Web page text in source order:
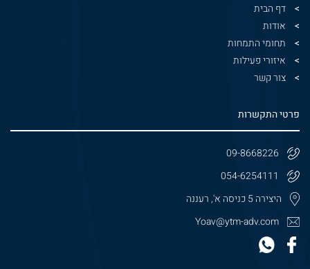
דף הבית
אודות
תחומי התמחות
איזורי פעילות
צור קשר
פרטי התקשרות
09-8668226
054-6254111
היצירה 5 כניסה א', רעננה
Yoav@ytm-adv.com